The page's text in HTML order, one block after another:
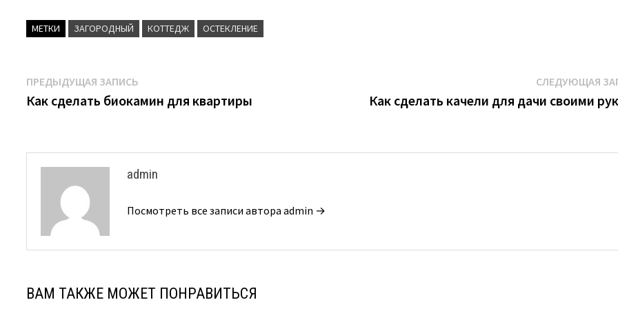
МЕТКИ ЗАГОРОДНЫЙ КОТТЕДЖ ОСТЕКЛЕНИЕ
Навигация
по
ПРЕДЫДУЩАЯ ЗАПИСЬ
запись:
Как сделать биокамин для квартиры
СЛЕДУЮЩАЯ
Как сделать качели для дачи своими
admin
Посмотреть все записи автора admin →
ВАМ ТАКЖЕ МОЖЕТ ПОНРАВИТЬСЯ